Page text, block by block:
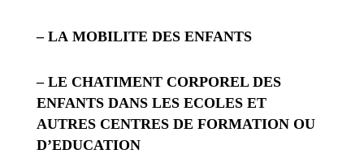
– LA MOBILITE DES ENFANTS
– LE CHATIMENT CORPOREL DES
ENFANTS DANS LES ECOLES ET
AUTRES CENTRES DE FORMATION OU
D’EDUCATION